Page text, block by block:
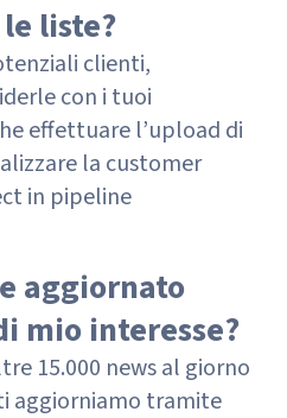
liste?
clienti,
con i tuoi
effettuare l’upload di
la customer
in pipeline
aggiornato
mio interesse?
15.000 news al giorno
aggiorniamo tramite